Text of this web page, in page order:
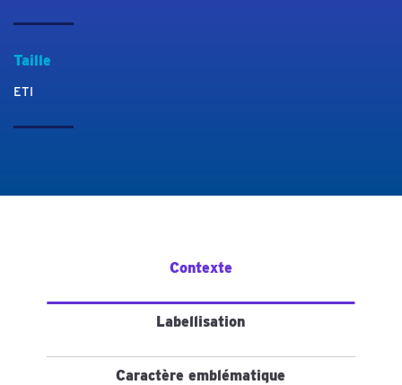
Taille
ETI
Contexte
Labellisation
Caractère emblématique